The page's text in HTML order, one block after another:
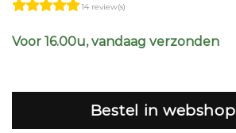
14 review(s)
Voor 16.00u, vandaag verzonden
Bestel in webshop